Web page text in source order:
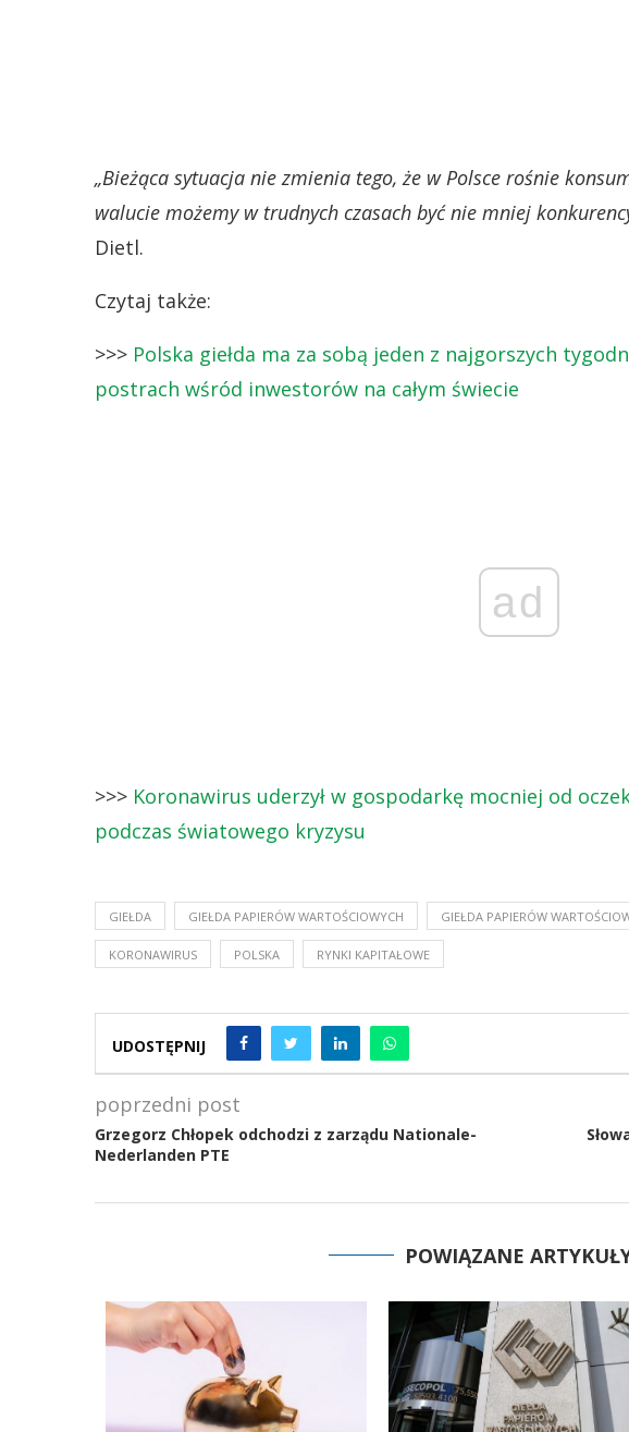
„Bieżąca sytuacja nie zmienia tego, że w Polsce rośnie
walucie możemy w trudnych czasach być nie mniej
Dietl.
Czytaj także:
>>> Polska giełda ma za sobą jeden z najgorszych
postrach wśród inwestorów na całym świecie
ad
>>> Koronawirus uderzył w gospodarkę mocniej od
podczas światowego kryzysu
GIEŁDA GIEŁDA PAPIERÓW WARTOŚCIOWYCH GIEŁDA PAPIERÓW
KORONAWIRUS POLSKA RYNKI KAPITAŁOWE
UDOSTĘPNIJ
poprzedni post
Grzegorz Chłopek odchodzi z zarządu Nationale-
Nederlanden PTE
POWIĄZANE